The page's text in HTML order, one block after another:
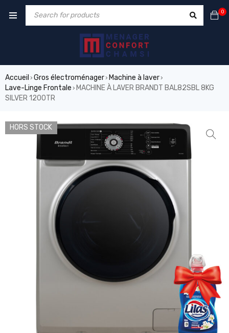
0
Accueil › Gros électroménager› Machine à laver›
Lave-Linge Frontale › MACHINE À LAVER BRANDT BAL82SBL 8KG
SILVER 1200TR
HORS STOCK